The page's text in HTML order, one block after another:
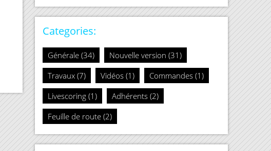
Categories:
Générale (34)
Nouvelle version (31)
Travaux (7)
Vidéos (1)
Commandes (1)
Livescoring (1)
Adhérents (2)
Feuille de route (2)